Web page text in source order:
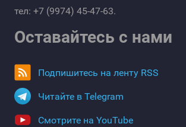
тел: +7 (9974) 45-47-63.
Оставайтесь с нами
Подпишитесь на ленту RSS
Читайте в Telegram
Смотрите на YouTube